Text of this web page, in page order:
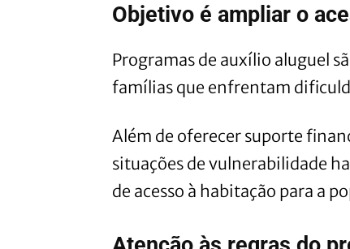
Objetivo é ampliar o
Programas de auxílio aluguel
famílias que enfrentam
Além de oferecer suporte
situações de vulnerabilidade
de acesso à habitação para a